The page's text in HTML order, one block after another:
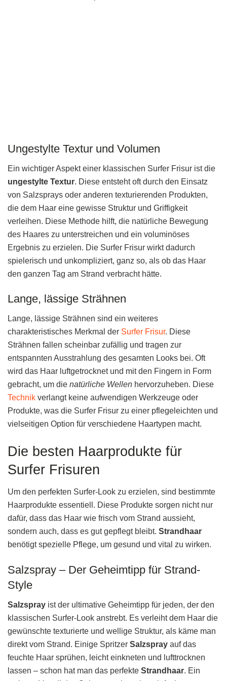
Ungestylte Textur und Volumen
Ein wichtiger Aspekt einer klassischen Surfer Frisur ist die
ungestylte Textur. Diese entsteht oft durch den Einsatz
von Salzsprays oder anderen texturierenden Produkten,
die dem Haar eine gewisse Struktur und Griffigkeit
verleihen. Diese Methode hilft, die natürliche Bewegung
des Haares zu unterstreichen und ein voluminöses
Ergebnis zu erzielen. Die Surfer Frisur wirkt dadurch
spielerisch und unkompliziert, ganz so, als ob das Haar
den ganzen Tag am Strand verbracht hätte.
Lange, lässige Strähnen
Lange, lässige Strähnen sind ein weiteres
charakteristisches Merkmal der Surfer Frisur. Diese
Strähnen fallen scheinbar zufällig und tragen zur
entspannten Ausstrahlung des gesamten Looks bei. Oft
wird das Haar luftgetrocknet und mit den Fingern in Form
gebracht, um die natürliche Wellen hervorzuheben. Diese
Technik verlangt keine aufwendigen Werkzeuge oder
Produkte, was die Surfer Frisur zu einer pflegeleichten und
vielseitigen Option für verschiedene Haartypen macht.
Die besten Haarprodukte für
Surfer Frisuren
Um den perfekten Surfer-Look zu erzielen, sind bestimmte
Haarprodukte essentiell. Diese Produkte sorgen nicht nur
dafür, dass das Haar wie frisch vom Strand aussieht,
sondern auch, dass es gut gepflegt bleibt. Strandhaar
benötigt spezielle Pflege, um gesund und vital zu wirken.
Salzspray – Der Geheimtipp für Strand-
Style
Salzspray ist der ultimative Geheimtipp für jeden, der den
klassischen Surfer-Look anstrebt. Es verleiht dem Haar die
gewünschte texturierte und wellige Struktur, als käme man
direkt vom Strand. Einige Spritzer Salzspray auf das
feuchte Haar sprühen, leicht einkneten und lufttrocknen
lassen – schon hat man das perfekte Strandhaar. Ein